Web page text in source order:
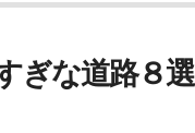
ぎな道路８選